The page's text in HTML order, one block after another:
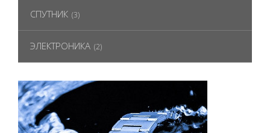
СПУТНИК (3)
ЭЛЕКТРОНИКА (2)